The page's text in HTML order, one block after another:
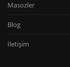
Masozler
Blog
İletişim